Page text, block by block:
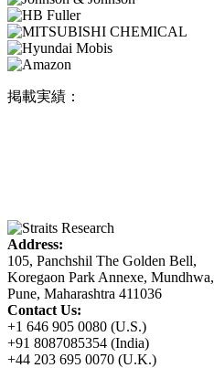
掲載実績：
Address:
105, Panchshil The Golden Bell,
Koregaon Park Annexe, Mundhwa,
Pune, Maharashtra 411036
Contact Us:
+1 646 905 0080 (U.S.)
+91 8087085354 (India)
+44 203 695 0070 (U.K.)